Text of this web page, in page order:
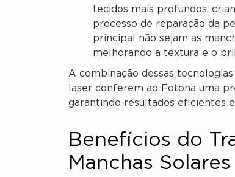
tecidos mais profundos,
processo de reparação da
principal não sejam as
melhorando a textura e o
A combinação dessas
laser conferem ao Fotona uma
garantindo resultados eficientes
Benefícios do
Manchas Solares